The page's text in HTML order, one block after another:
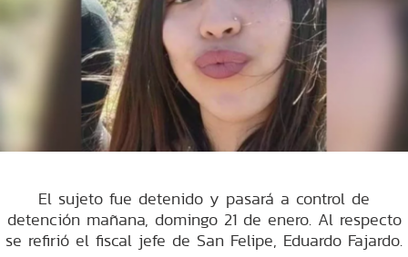
El sujeto fue detenido y pasará a control de
detención mañana, domingo 21 de enero. Al respecto
se refirió el fiscal jefe de San Felipe, Eduardo Fajardo.